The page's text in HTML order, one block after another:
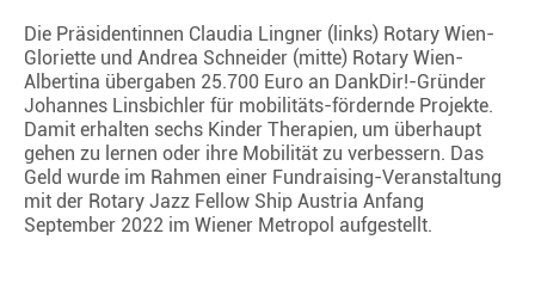
Die Präsidentinnen Claudia Lingner (links) Rotary Wien-
Gloriette und Andrea Schneider (mitte) Rotary Wien-
Albertina übergaben 25.700 Euro an DankDir!-Gründer
Johannes Linsbichler für mobilitäts-fördernde Projekte.
Damit erhalten sechs Kinder Therapien, um überhaupt
gehen zu lernen oder ihre Mobilität zu verbessern. Das
Geld wurde im Rahmen einer Fundraising-Veranstaltung
mit der Rotary Jazz Fellow Ship Austria Anfang
September 2022 im Wiener Metropol aufgestellt.